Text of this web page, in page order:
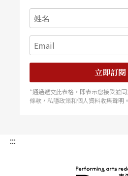
立即訂閱
*通過遞交此表格，即表示您接受並
條款，私隱政策和個人資料收集聲明。
:::